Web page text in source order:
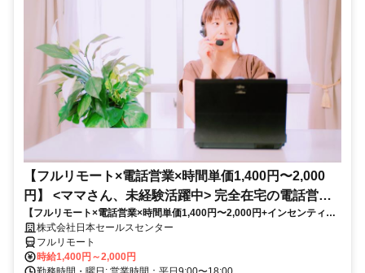
【フルリモート×電話営業×時間単価1,400円〜2,000
円】 <ママさん、未経験活躍中> 完全在宅の電話営業
で家庭と仕事の両立を実現
【フルリモート×電話営業×時間単価1,400円〜2,000円+インセンティブ
あり】 ＜ママさん、未経験活躍中＞ 完全在宅の電話営業で家庭と仕事の
両立を実現
株式会社日本セールスセンター
フルリモート
時給1,400円～2,000円